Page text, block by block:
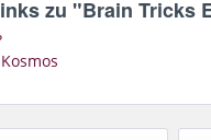
zu "Brain Tricks